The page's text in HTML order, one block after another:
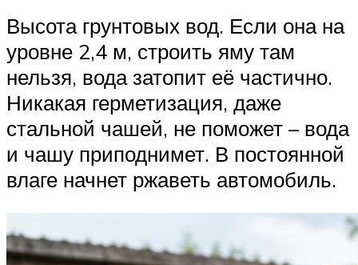
Высота грунтовых вод. Если она на
уровне 2,4 м, строить яму там
нельзя, вода затопит её частично.
Никакая герметизация, даже
стальной чашей, не поможет – вода
и чашу приподнимет. В постоянной
влаге начнет ржаветь автомобиль.